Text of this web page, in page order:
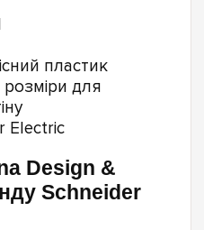
пластик
розміри для
Electric
Design &
Schneider